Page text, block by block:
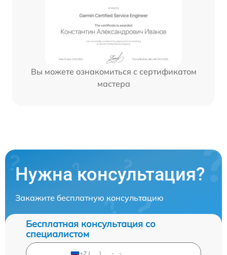
Вы можете ознакомиться с сертификатом
мастера
Нужна консультация?
Закажите бесплатную консультацию
Бесплатная консультация со
специалистом